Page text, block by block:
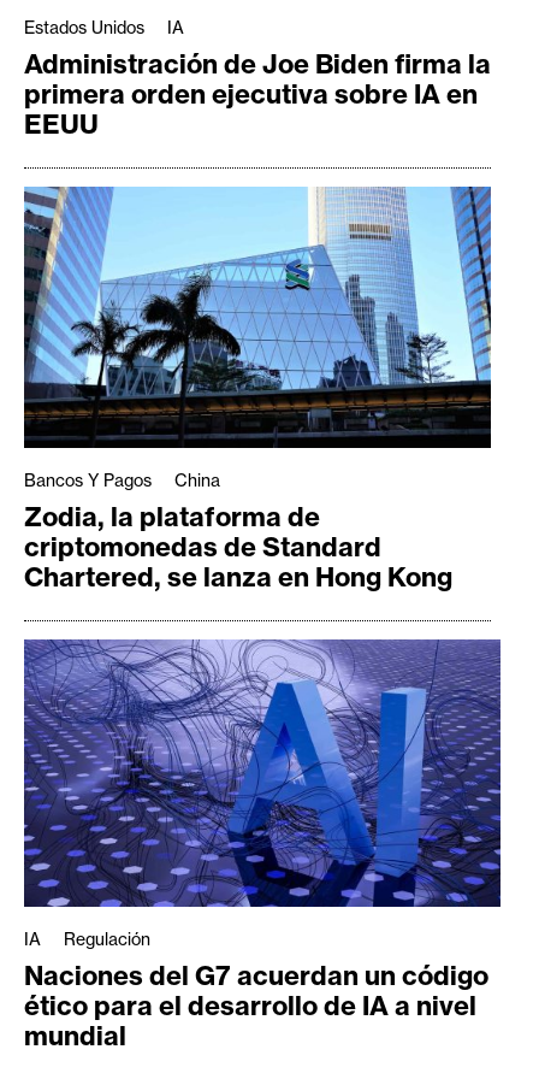
Estados Unidos IA
Administración de Joe Biden firma la
primera orden ejecutiva sobre IA en
EEUU
Bancos Y Pagos China
Zodia, la plataforma de
criptomonedas de Standard
Chartered, se lanza en Hong Kong
IA Regulación
Naciones del G7 acuerdan un código
ético para el desarrollo de IA a nivel
mundial